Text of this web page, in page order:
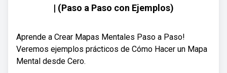
| (Paso a Paso con Ejemplos)
Aprende a Crear Mapas Mentales Paso a Paso!
Veremos ejemplos prácticos de Cómo Hacer un Mapa
Mental desde Cero.